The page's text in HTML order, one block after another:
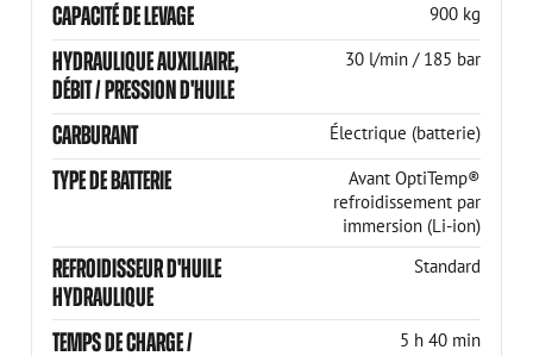
CAPACITÉ DE LEVAGE 900 kg
HYDRAULIQUE AUXILIAIRE,
DÉBIT / PRESSION D'HUILE
30 l/min / 185 bar
CARBURANT Électrique (batterie)
TYPE DE BATTERIE
Avant OptiTemp®
refroidissement par
immersion (Li-ion)
REFROIDISSEUR D'HUILE
HYDRAULIQUE
Standard
TEMPS DE CHARGE / 5 h 40 min